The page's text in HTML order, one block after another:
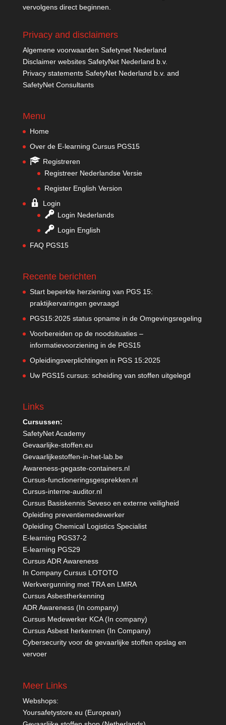
vervolgens direct beginnen.
Privacy and disclaimers
Algemene voorwaarden Safetynet Nederland
Disclaimer websites SafetyNet Nederland b.v.
Privacy statements SafetyNet Nederland b.v. and
SafetyNet Consultants
Menu
Home
Over de E-learning Cursus PGS15
Registreren
Registreer Nederlandse Versie
Register English Version
Login
Login Nederlands
Login English
FAQ PGS15
Recente berichten
Start beperkte herziening van PGS 15:
praktijkervaringen gevraagd
PGS15:2025 status opname in de Omgevingsregeling
Voorbereiden op de noodsituaties –
informatievoorziening in de PGS15
Opleidingsverplichtingen in PGS 15:2025
Uw PGS15 cursus: scheiding van stoffen uitgelegd
Links
Cursussen:
SafetyNet Academy
Gevaarlijke-stoffen.eu
Gevaarlijkestoffen-in-het-lab.be
Awareness-gegaste-containers.nl
Cursus-functioneringsgesprekken.nl
Cursus-interne-auditor.nl
Cursus Basiskennis Seveso en externe veiligheid
Opleiding preventiemedewerker
Opleiding Chemical Logistics Specialist
E-learning PGS37-2
E-learning PGS29
Cursus ADR Awareness
In Company Cursus LOTOTO
Werkvergunning met TRA en LMRA
Cursus Asbestherkenning
ADR Awareness (In company)
Cursus Medewerker KCA (In company)
Cursus Asbest herkennen (In Company)
Cybersecurity voor de gevaarlijke stoffen opslag en
vervoer
Meer Links
Webshops:
Yoursafetystore.eu (European)